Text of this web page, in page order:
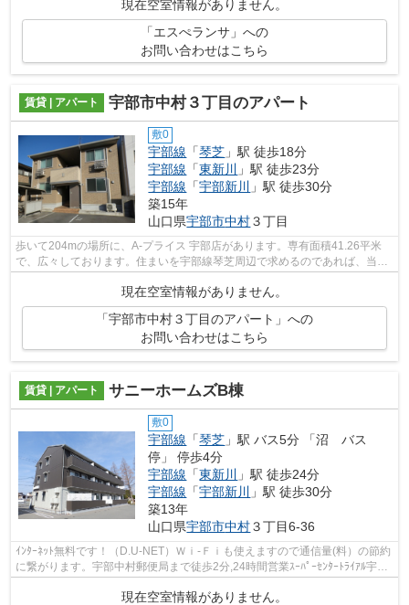
現在空室情報がありません。
「エスぺランサ」への
お問い合わせはこちら
賃貸 | アパート 宇部市中村３丁目のアパート
敷0
宇部線 「琴芝 」駅 徒歩18分
宇部線 「東新川
」駅 徒歩23分
宇部線 「宇部新川
」駅 徒歩30分
築15年
山口県宇部市中村３丁目
歩いて204mの場所に、A-プライス 宇部店があります。専有面積41.26平米
で、広々しております。住まいを宇部線琴芝周辺で求めるのであれば、当社
現在空室情報がありません。
「宇部市中村３丁目のアパート」への
お問い合わせはこちら
賃貸 | アパート サニーホームズB棟
敷0
宇部線 「琴芝 」駅 バス5分 「沼 バス
停」 停歩4分
宇部線 「東新川
」駅 徒歩24分
宇部線 「宇部新川
」駅 徒歩30分
築13年
山口県宇部市中村３丁目6-36
ｲﾝﾀｰﾈｯﾄ無料です！（D.U-NET）Ｗｉ-Ｆｉも使えますので通信量(料）の節約
に繋がります。宇部中村郵便局まで徒歩2分,24時間営業ｽｰﾊﾟｰｾﾝﾀｰﾄﾗｲｱﾙ宇部
現在空室情報がありません。